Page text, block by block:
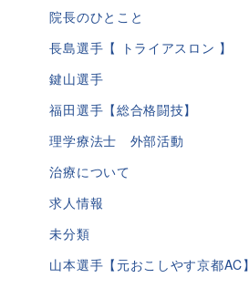
院長のひとこと
長島選手【 トライアスロン 】
鍵山選手
福田選手【総合格闘技】
理学療法士 外部活動
治療について
求人情報
未分類
山本選手【元おこしやす京都AC】